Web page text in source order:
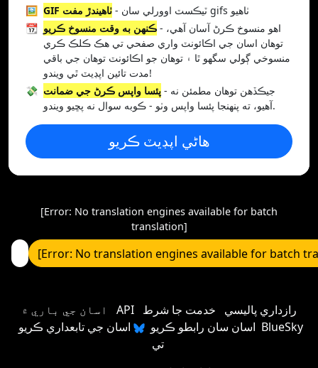
🖼️
GIF ٺاهيندڙ مفت
- ٽيڪسٽ اوورلي سان gifs ٺاهيو
📆 ڪنهن به وقت منسوخ ڪريو - اهو منسوخ ڪرڻ آسان آهي،
توهان اسان جي اڪائونٽ واري صفحي تي هڪ ڪلڪ ڪري
منسوخي ڳولي سگهو ٿا ۽ توهان جو اڪائونٽ توهان جي باقي
مدت تائين اپڊيٽ ٿي ويندو!
💸 پئسا واپس ڪرڻ جي ضمانت - جيڪڏهن توهان مطمئن نه
آهيو، ته پنهنجا پئسا واپس وٺو - ڪوبه سوال نه پڇيو ويندو.
هاڻي اپڊيٽ ڪريو
[Error: No translation engines available for batch
translation]
[Error: No translation engines available for batch
اسان جي باري ۾ API رازداري پاليسي
خدمت جا شرط
اسان سان رابطو ڪريو
اسان جي تابعداري ڪريو BlueSky
تي